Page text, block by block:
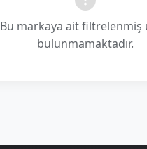
Bu markaya ait filtrelenmiş
bulunmamaktadır.